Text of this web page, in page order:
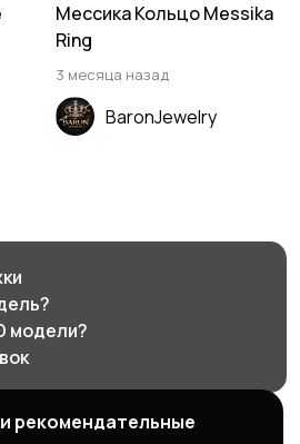
Мессика Кольцо Messika
Ring
3 месяца назад
BaronJewelry
модели?
рекомендательные